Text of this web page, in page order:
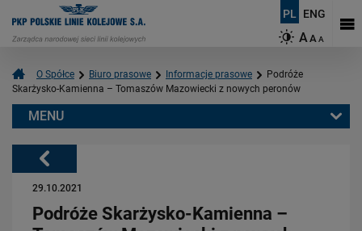
PL ENG
AAA
O Spółce Biuro prasowe Informacje prasowe
Podróże
Skarżysko-Kamienna – Tomaszów Mazowiecki z nowych peronów
Powrót
29.10.2021
Podróże Skarżysko-Kamienna –
MENU